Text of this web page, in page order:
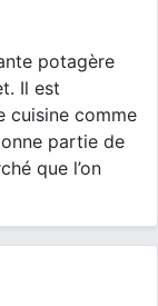
potagère
Il est
cuisine comme
partie de
que l’on